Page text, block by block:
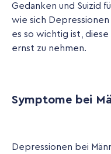
Gedanken und Suizid
wie sich
es so wichtig ist,
ernst zu nehmen.
Symptome bei
Depressionen bei